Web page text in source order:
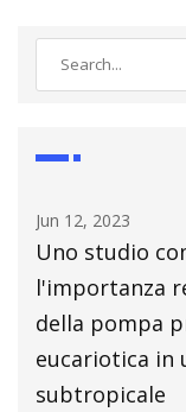
Jun 12, 2023
Uno studio
l'importanza
della pompa
eucariotica in
subtropicale